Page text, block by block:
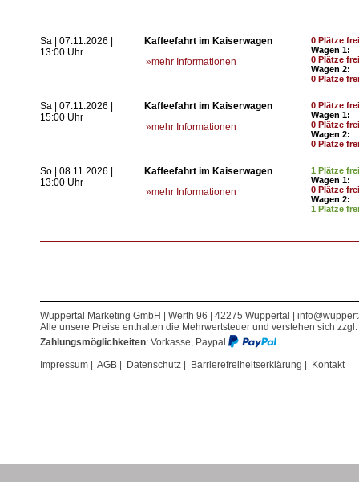
Sa | 07.11.2026 |
13:00 Uhr
Kaffeefahrt im Kaiserwagen
»mehr Informationen
0 Plätze frei
Wagen 1:
0 Plätze frei
Wagen 2:
0 Plätze frei
Sa | 07.11.2026 |
15:00 Uhr
Kaffeefahrt im Kaiserwagen
»mehr Informationen
0 Plätze frei
Wagen 1:
0 Plätze frei
Wagen 2:
0 Plätze frei
So | 08.11.2026 |
13:00 Uhr
Kaffeefahrt im Kaiserwagen
»mehr Informationen
1 Plätze frei
Wagen 1:
0 Plätze frei
Wagen 2:
1 Plätze frei
Wuppertal Marketing GmbH | Werth 96 | 42275 Wuppertal |
Alle unsere Preise enthalten die Mehrwertsteuer und verstehen sich
Zahlungsmöglichkeiten: Vorkasse, Paypal
Impressum | AGB | Datenschutz | Barrierefreiheitserklärung | Kontakt